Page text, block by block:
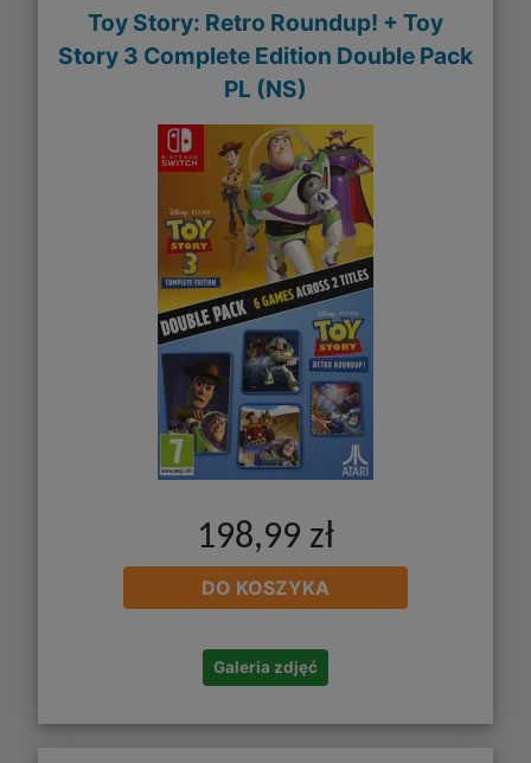
Toy Story: Retro Roundup! + Toy
Story 3 Complete Edition Double Pack
PL (NS)
198,99 zł
DO KOSZYKA
Galeria zdjęć